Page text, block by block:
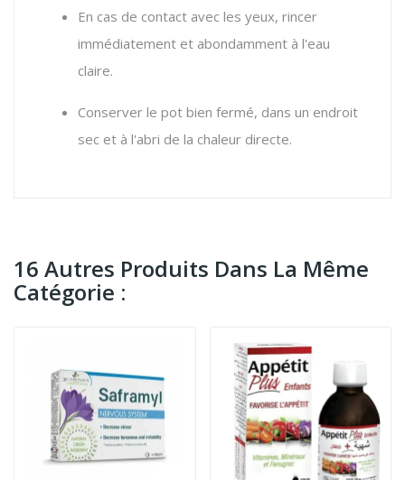
En cas de contact avec les yeux, rincer
immédiatement et abondamment à l'eau
claire.
Conserver le pot bien fermé, dans un endroit
sec et à l'abri de la chaleur directe.
16 Autres Produits Dans La Même
Catégorie :